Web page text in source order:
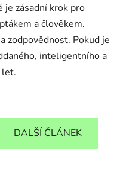
je zásadní krok pro
a člověkem.
zodpovědnost. Pokud je
inteligentního a
let.
DALŠÍ ČLÁNEK